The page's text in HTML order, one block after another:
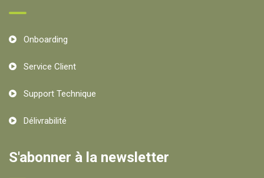
Onboarding
Service Client
Support Technique
Délivrabilité
S'abonner à la newsletter